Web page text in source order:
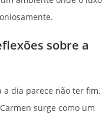
sobre a
dia parece não ter fim,
surge como um